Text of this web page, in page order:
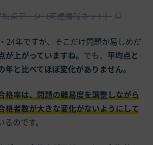
点データ（宅建情報ネット）
24年ですが、そこだけ問題が易しめだ
が上がっていますね。 でも、 平均点と
年と比べてほぼ変化がありません。
格率は、問題の難易度を調整しながら
格者数が大きな変化がないようにして
のです。